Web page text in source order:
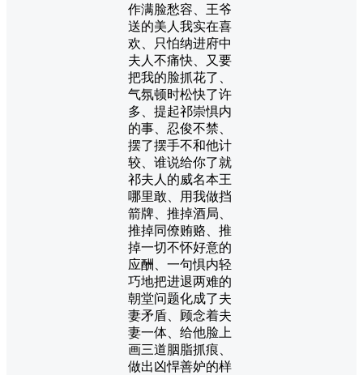
作满脸愁容、王爷
送的美人我实在喜
欢、只怕纳进府中
夫人不痛快、又要
把我的脸抓花了、
气氛顿时松快了许
多、提起祁崇惧内
的事、忍俊不禁、
摆了摆手不和他计
较、谁说给你了就
祁夫人的威名本王
哪里敢、用我做挡
箭牌、推掉酒局、
推掉同僚贿赂、推
掉一切不怀好意的
应酬、一句惧内轻
巧地把进退两难的
朝堂问题化成了夫
妻矛盾、顾念着夫
妻一体、给他脸上
画三道胭脂抓痕、
做出凶悍善妒的样